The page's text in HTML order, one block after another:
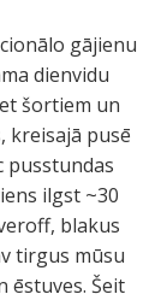
gājienu
dienvidu
šortiem un
kreisajā pusē
pusstundas
ilgst ~30
blakus
tirgus mūsu
ēstuves. Šeit